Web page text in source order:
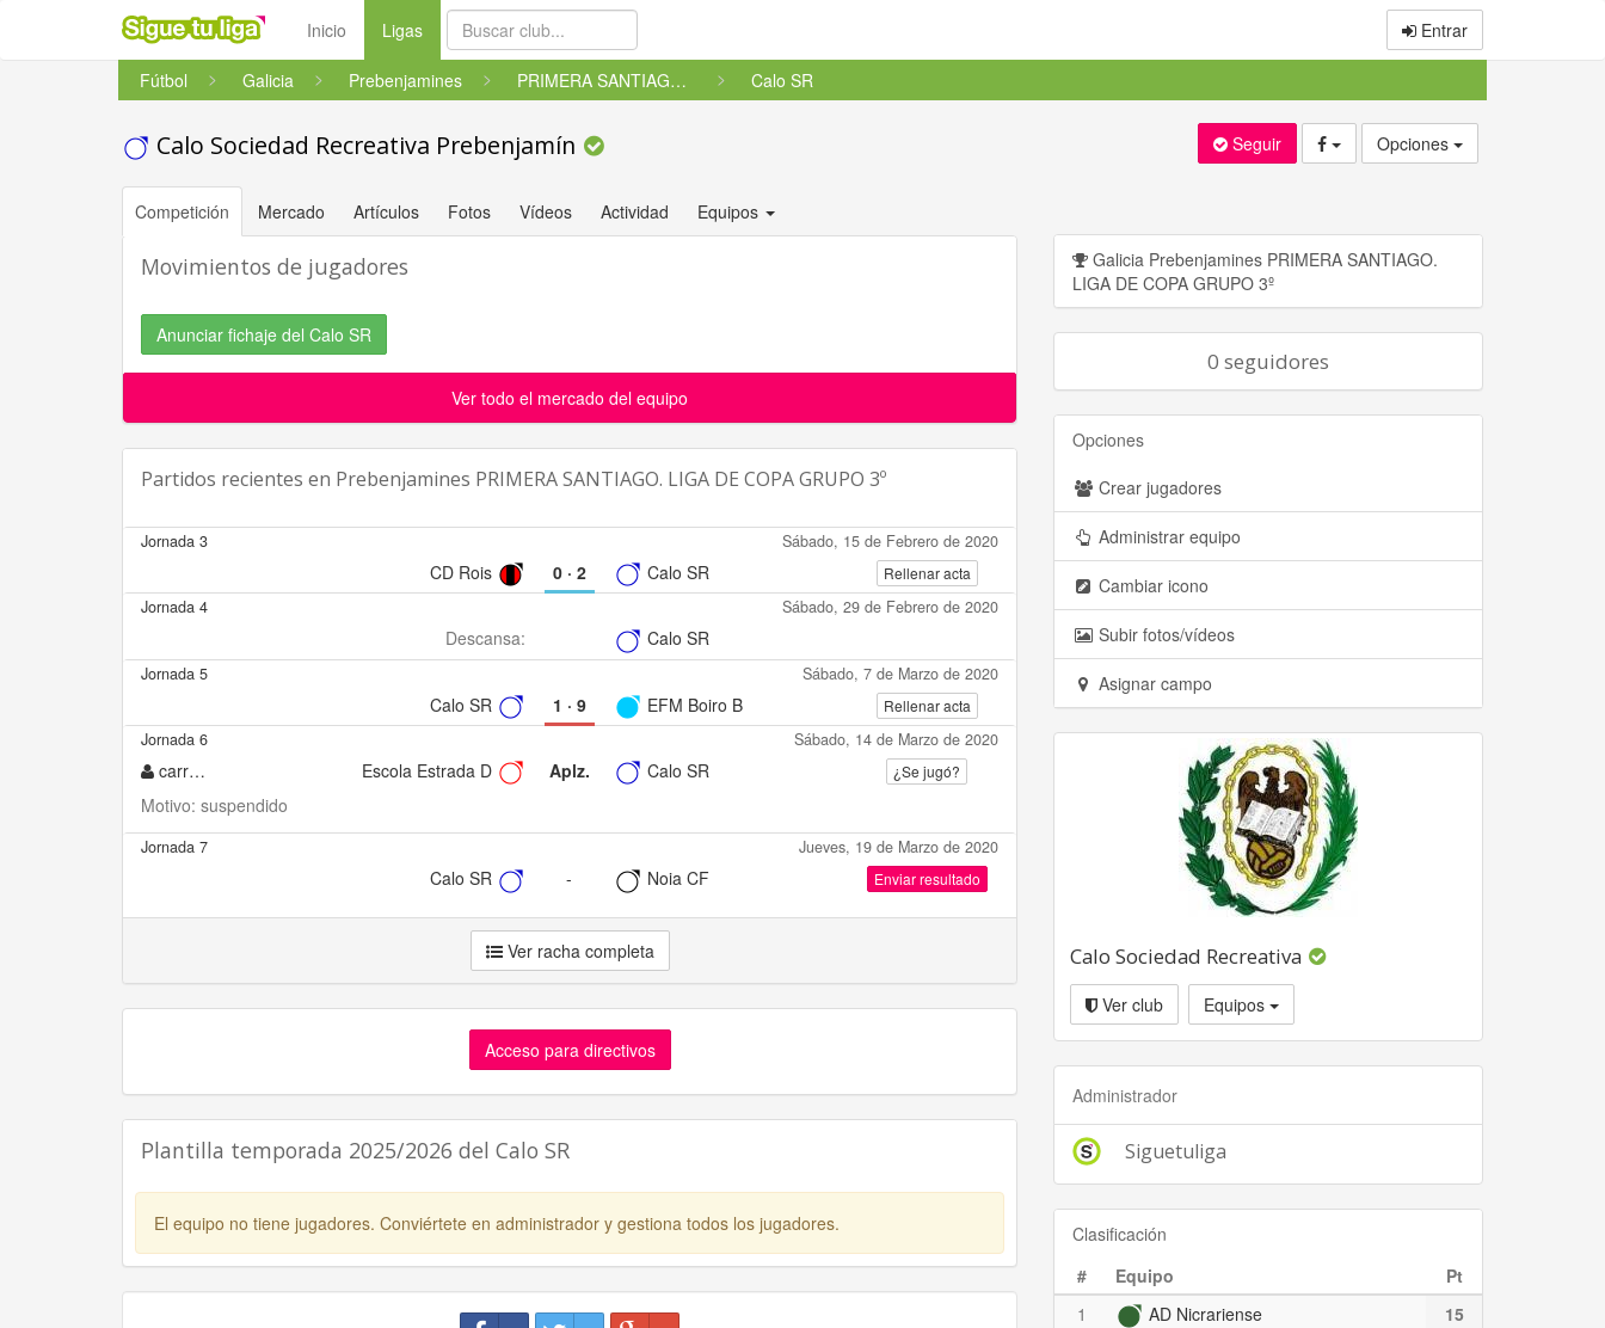
Inicio Ligas(current) Entrar
Fútbol Galicia Prebenjamines PRIMERA SANTIAGO. LIGA DE COPA... Calo SR
Calo Sociedad Recreativa Prebenjamín Seguir Opciones
Competición Mercado Artículos Fotos Vídeos Actividad Equipos
Movimientos de jugadores
Anunciar fichaje del Calo SR
Ver todo el mercado del equipo
Partidos recientes en Prebenjamines PRIMERA SANTIAGO. LIGA DE COPA GRUPO 3º
Jornada 3 Sábado, 15 de Febrero de 2020
CD Rois 0· 2 Calo SR Rellenar acta
Jornada 4 Sábado, 29 de Febrero de 2020
Descansa: Calo SR
Jornada 5 Sábado, 7 de Marzo de 2020
Calo SR 1 · 9 EFM Boiro B Rellenar acta
Jornada 6 Sábado, 14 de Marzo de 2020
carreiro Escola Estrada D Aplz. Calo SR ¿Se jugó?
Motivo: suspendido
Jornada 7 Jueves, 19 de Marzo de 2020
Calo SR - Noia CF Enviar resultado
Ver racha completa
Acceso para directivos
Plantilla temporada 2025/2026 del Calo SR
El equipo no tiene jugadores. Conviértete en administrador y gestiona todos los jugadores.
Galicia Prebenjamines PRIMERA SANTIAGO.
LIGA DE COPA GRUPO 3º
0 seguidores
Opciones
Crear jugadores
Administrar equipo
Cambiar icono
Subir fotos/vídeos
Asignar campo
Calo Sociedad Recreativa
Ver club Equipos
Administrador
Siguetuliga
Clasificación
#
Equipo
Pt
1
AD Nicrariense
15